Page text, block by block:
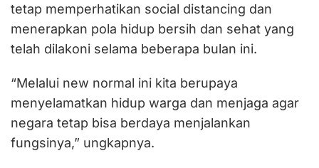
tetap memperhatikan social distancing dan
menerapkan pola hidup bersih dan sehat yang
telah dilakoni selama beberapa bulan ini.
“Melalui new normal ini kita berupaya
menyelamatkan hidup warga dan menjaga agar
negara tetap bisa berdaya menjalankan
fungsinya,” ungkapnya.